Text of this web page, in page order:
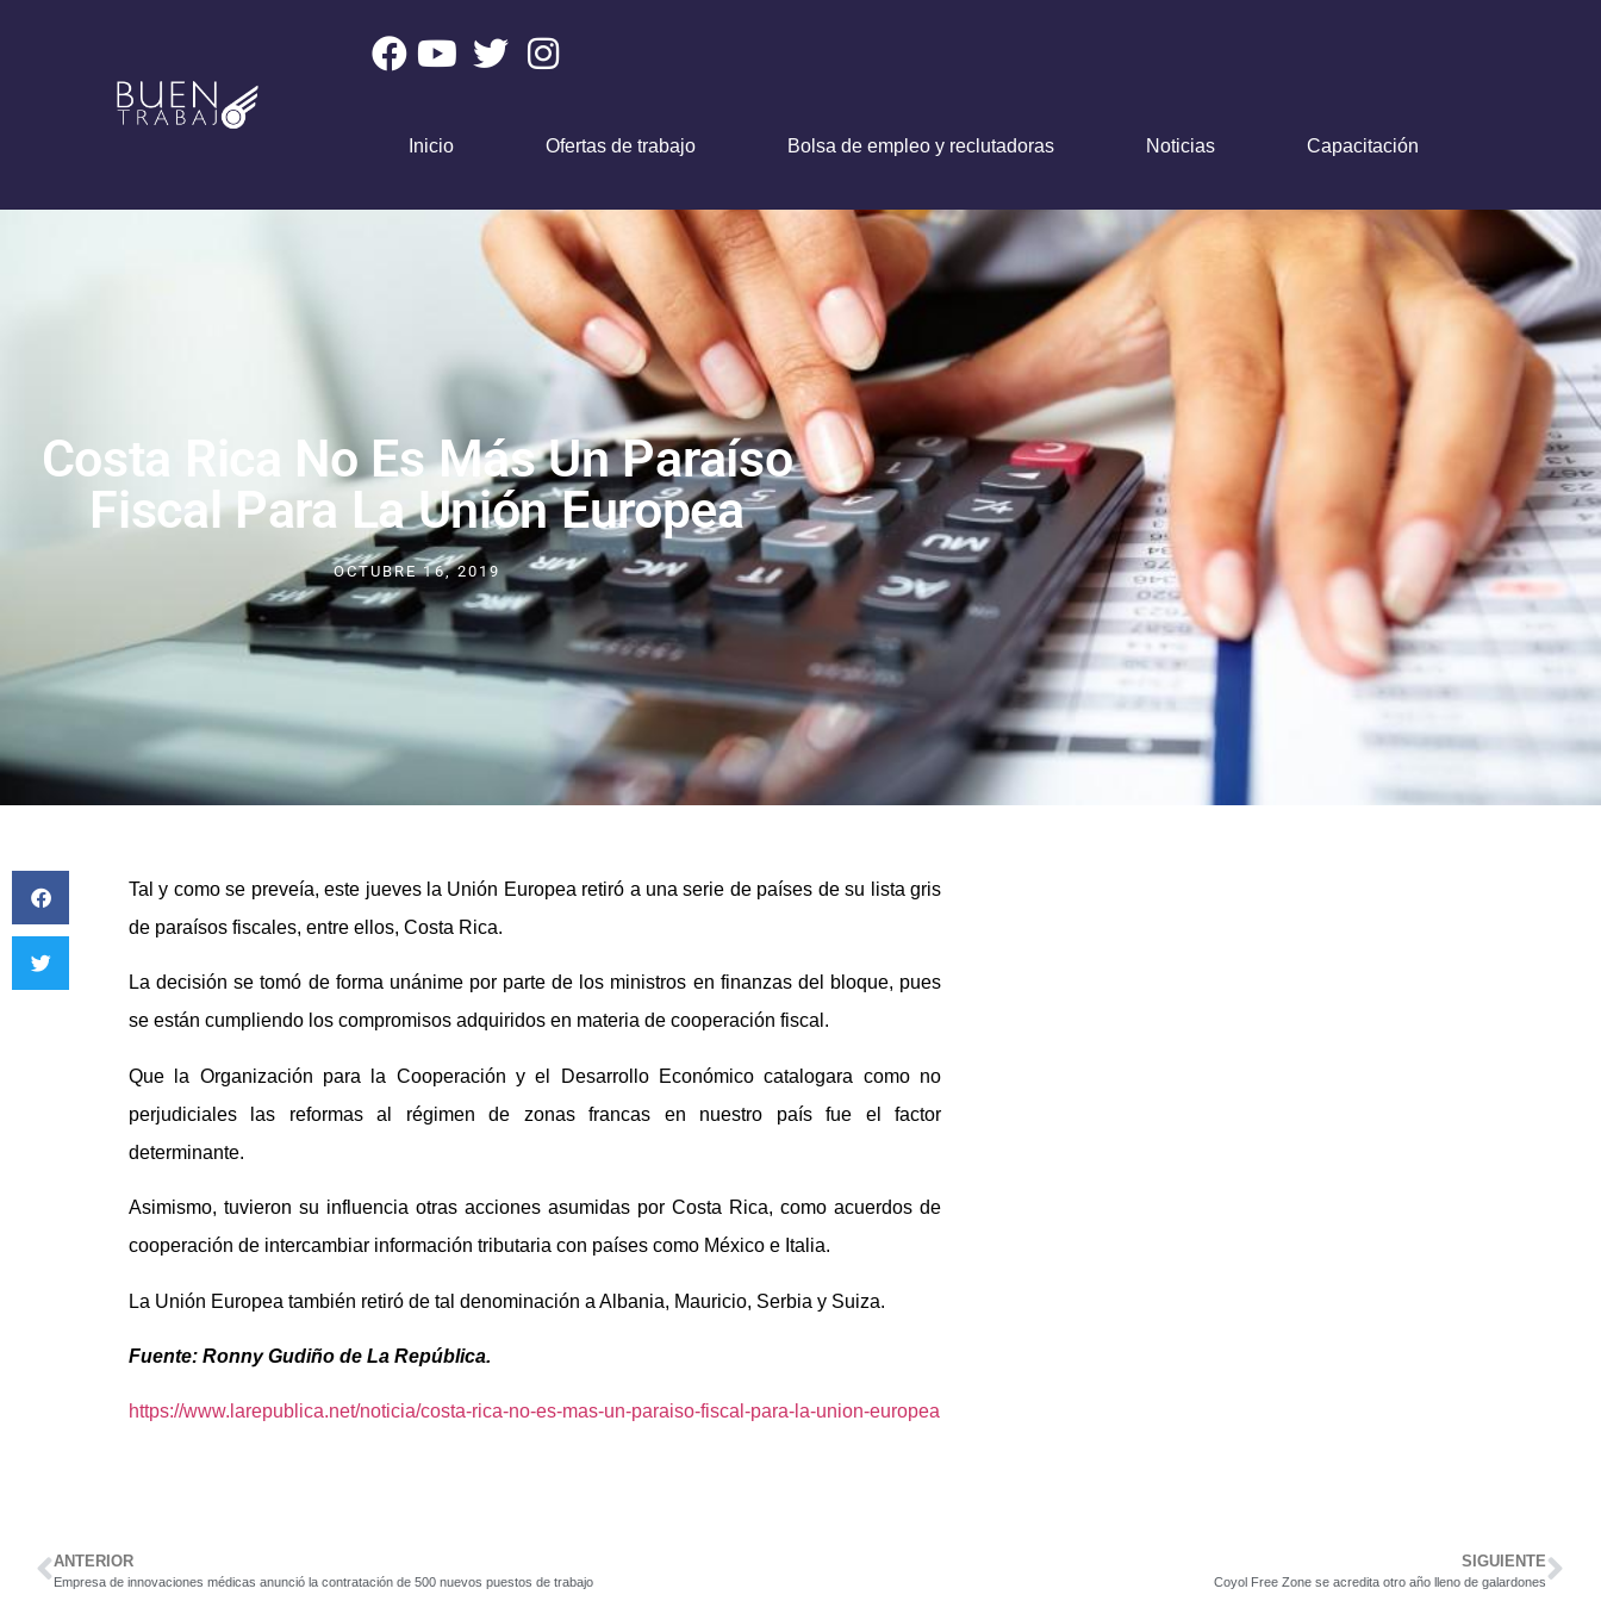
Inicio Ofertas de trabajo Bolsa de empleo y reclutadoras Noticias Capacitación
Costa Rica No Es Más Un Paraíso
Fiscal Para La Unión Europea
OCTUBRE 16, 2019
Tal y como se preveía, este jueves la Unión Europea retiró a una serie de países de su lista gris
de paraísos fiscales, entre ellos, Costa Rica.
La decisión se tomó de forma unánime por parte de los ministros en finanzas del bloque, pues
se están cumpliendo los compromisos adquiridos en materia de cooperación fiscal.
Que la Organización para la Cooperación y el Desarrollo Económico catalogara como no
perjudiciales las reformas al régimen de zonas francas en nuestro país fue el factor
determinante.
Asimismo, tuvieron su influencia otras acciones asumidas por Costa Rica, como acuerdos de
cooperación de intercambiar información tributaria con países como México e Italia.
La Unión Europea también retiró de tal denominación a Albania, Mauricio, Serbia y Suiza.
Fuente: Ronny Gudiño de La República.
https://www.larepublica.net/noticia/costa-rica-no-es-mas-un-paraiso-fiscal-para-la-union-europea
ANTERIOR
Empresa de innovaciones médicas anunció la contratación de 500 nuevos puestos de trabajo
SIGUIENTE
Coyol Free Zone se acredita otro año lleno de galardones